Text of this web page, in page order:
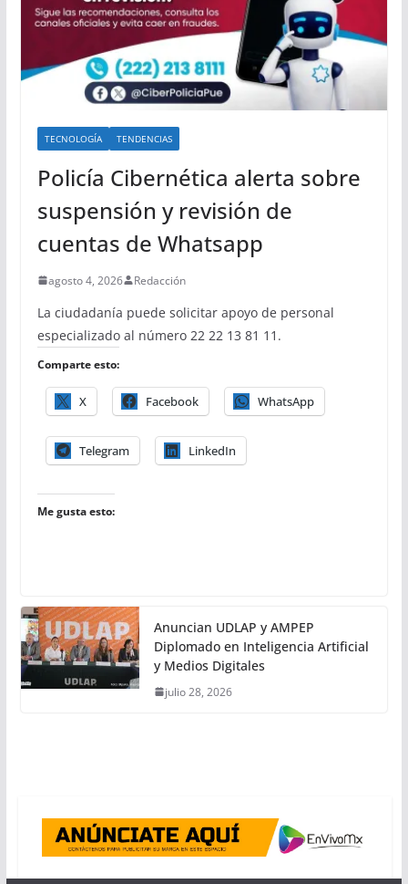
TECNOLOGÍA TENDENCIAS
Policía Cibernética alerta sobre
suspensión y revisión de
cuentas de Whatsapp
agosto 4, 2026 Redacción
La ciudadanía puede solicitar apoyo de personal
especializado al número 22 22 13 81 11.
Comparte esto:
X Facebook WhatsApp
Telegram LinkedIn
Me gusta esto:
Anuncian UDLAP y AMPEP
Diplomado en Inteligencia Artificial
y Medios Digitales
julio 28, 2026